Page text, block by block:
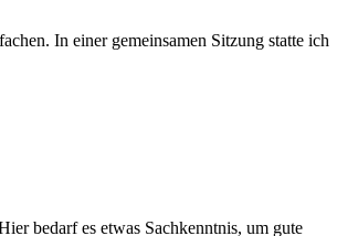
In einer gemeinsamen Sitzung statte ich
bedarf es etwas Sachkenntnis, um gute